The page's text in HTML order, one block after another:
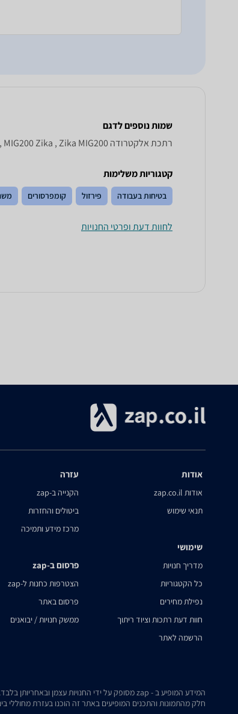
שמות נוספים לדגם
‏רתכת אלקטרודה Zika MIG 200, MIG200 Zika , Zika MIG200
קטגוריות משלימות
בטיחות בעבודה פירזול קומפרסורים
לחוות דעת ופרטי החנויות
אודות
אודות zap.co.il
תנאי שימוש
שימושי
מדריך חנויות
כל הקטגוריות
נפילת מחירים
חוות דעת רתכות וציוד ריתוך
הרשמה לאתר
עזרה
הקנייה ב-zap
ביטולים והחזרות
מרכז מידע ותמיכה
פרסום ב-zap
הצטרפות כחנות ל-zap
פרסום באתר
ממשק חנויות / יבואנים
המידע המופיע ב - zap מסופק על ידי החנויות עצמן ובאחריותן בלבד. במידה ונתקלת בבעיה כלשהי בנתונים המוצגים באתר, אנא שלח אלינו הודעה ואנו נטפל בעניין.
חלק מהתמונות והתכנים המופיעים באתר זה הוכנו בעזרת מחוללי